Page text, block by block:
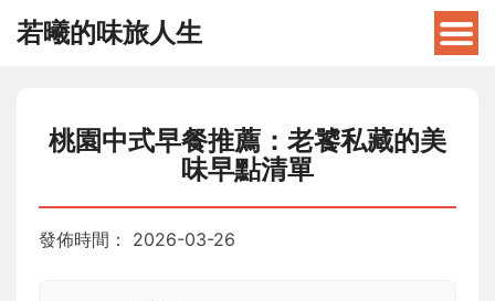
若曦的味旅人生
桃園中式早餐推薦：老饕私藏的美
味早點清單
發佈時間： 2026-03-26